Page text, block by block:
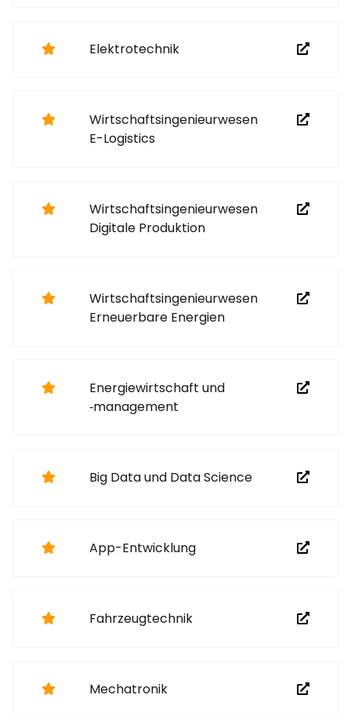
Elektrotechnik
Wirtschafts­ingenieur­wesen
E-Logistics
Wirtschafts­ingenieur­wesen
Digitale Produktion
Wirtschafts­ingenieur­wesen
Erneuerbare Energien
Energiewirtschaft und
‑management
Big Data und Data Science
App-Entwicklung
Fahrzeugtechnik
Mechatronik